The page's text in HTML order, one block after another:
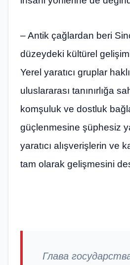
– Antik çağlardan beri
düzeydeki kültürel
Yerel yaratıcı gruplar
uluslararası tanınırlığa
komşuluk ve dostluk
güçlenmesine şüphesiz
yaratıcı alışverişlerin ve
tam olarak gelişmesini
Глава